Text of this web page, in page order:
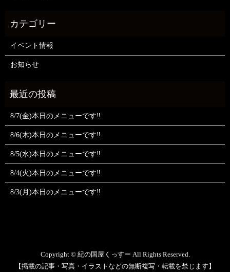
イベント情報
お知らせ
8/7(金)本日のメニューです‼️
8/6(木)本日のメニューです‼️
8/5(水)本日のメニューです‼️
8/4(火)本日のメニューです‼️
8/3(月)本日のメニューです‼️
Copyright © 紀の国屋くっすー All Rights Reserved.
【掲載の記事・写真・イラストなどの無断複写・転載を禁じます】